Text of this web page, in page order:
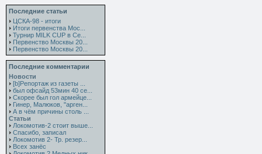
Последние статьи
ЦСКА-98 - итоги
Итоги первенства Мос...
Турнир MILK CUP в Се...
Первенство Москвы 20...
Первенство Москвы 20...
Последние комментарии
Новости
[b]Репортаж из газеты ...
был офсайд 53мин 40 се...
Скорее был гол армейце...
Гинер, Малюков, "арген...
А в чём причины столь ...
Статьи
Локомотив-2 стоит выше...
Спасибо, записал
Локомотив 2- Тр. резер...
Всех занёс